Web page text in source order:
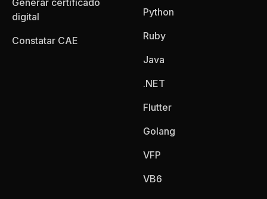
Generar certificado
digital
Constatar CAE
Python
Ruby
Java
.NET
Flutter
Golang
VFP
VB6